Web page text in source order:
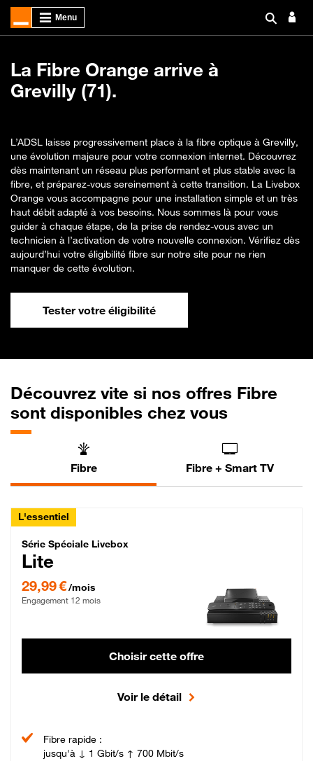
La Fibre Orange arrive à
Grevilly (71).
L’ADSL laisse progressivement place à la fibre optique à Grevilly,
une évolution majeure pour votre connexion internet. Découvrez
dès maintenant un réseau plus performant et plus stable avec la
fibre, et préparez-vous sereinement à cette transition. La Livebox
Orange vous accompagne pour une installation simple et un très
haut débit adapté à vos besoins. Nous sommes là pour vous
guider à chaque étape, de la prise de rendez-vous avec un
technicien à l’activation de votre nouvelle connexion. Vérifiez dès
aujourd’hui votre éligibilité fibre sur notre site pour ne rien
manquer de cette évolution.
Tester votre éligibilité
Découvrez vite si nos offres Fibre
sont disponibles chez vous
Fibre Fibre + Smart TV
L'essentiel
Série Spéciale Livebox Lite Fibre
Série Spéciale Livebox
Lite
29,99 €/mois
Engagement 12 mois
Choisir cette offre
Voir le détail
Fibre rapide :
jusqu'à ↓ 1 Gbit/s ↑ 700 Mbit/s